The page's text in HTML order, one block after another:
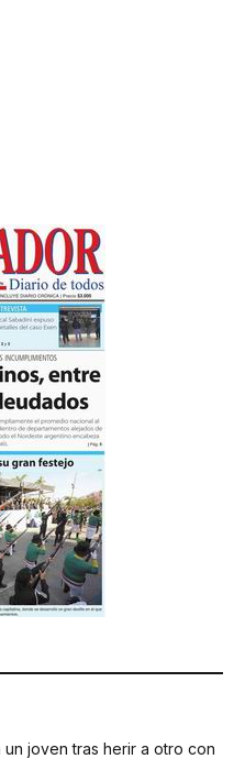
joven tras herir a otro con